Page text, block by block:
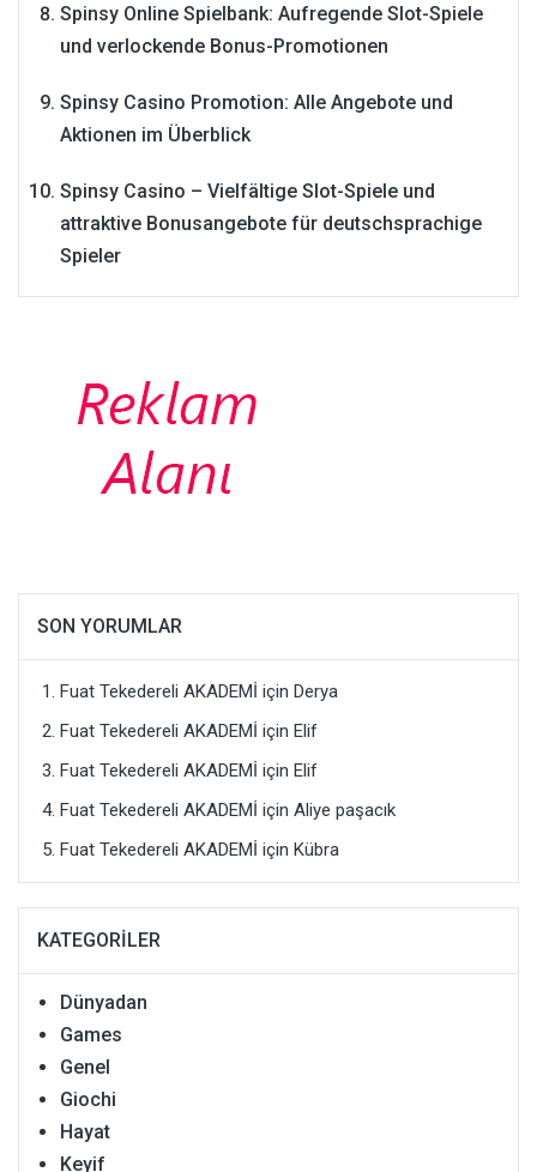
Spinsy Online Spielbank: Aufregende Slot-Spiele
und verlockende Bonus-Promotionen
Spinsy Casino Promotion: Alle Angebote und
Aktionen im Überblick
Spinsy Casino – Vielfältige Slot-Spiele und
attraktive Bonusangebote für deutschsprachige
Spieler
SON YORUMLAR
Fuat Tekedereli AKADEMİ için Derya
Fuat Tekedereli AKADEMİ için Elif
Fuat Tekedereli AKADEMİ için Elif
Fuat Tekedereli AKADEMİ için Aliye paşacık
Fuat Tekedereli AKADEMİ için Kübra
KATEGORILER
Dünyadan
Games
Genel
Giochi
Hayat
Keyif